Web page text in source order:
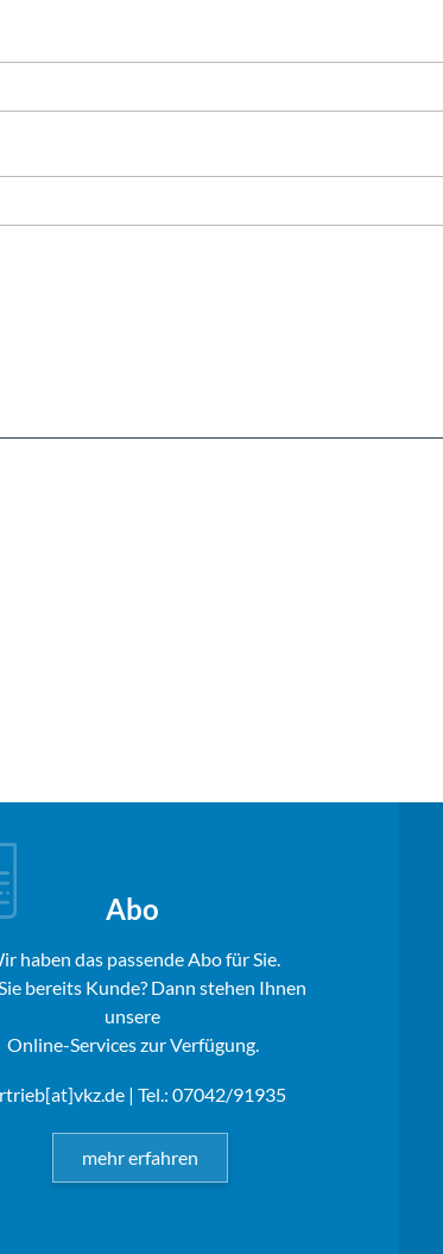
Abo
haben das passende Abo für Sie.
bereits Kunde? Dann stehen Ihnen
unsere
Online-Services zur Verfügung.
| Tel.: 07042/91935
mehr erfahren